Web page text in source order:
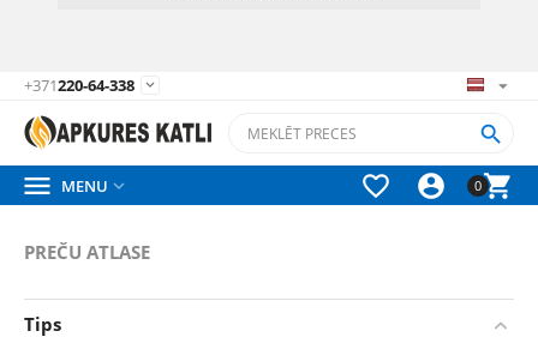
+371220-64-338 
0



 MENU 
PREČU ATLASE
Tips